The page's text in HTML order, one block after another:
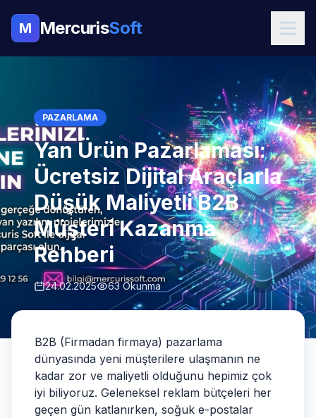
M MercurisSoft
PAZARLAMA
Yan Ürün Pazarlaması:
Ücretsiz Dijital Araçlarla
Düşük Maliyetli B2B
Müşteri Kazanma
Rehberi
24.02.2025 63 Okunma
B2B (Firmadan firmaya) pazarlama
dünyasında yeni müşterilere ulaşmanın ne
kadar zor ve maliyetli olduğunu hepimiz çok
iyi biliyoruz. Geleneksel reklam bütçeleri her
geçen gün katlanırken, soğuk e-postalar